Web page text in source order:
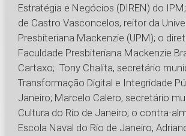
Estratégia e Negócios (DIREN) do
de Castro Vasconcelos, reitor da
Presbiteriana Mackenzie (UPM); o
Faculdade Presbiteriana Mackenzie
Cartaxo; Tony Chalita, secretário
Transformação Digital e Integridade
Janeiro; Marcelo Calero, secretário
Cultura do Rio de Janeiro; o contra-
Escola Naval do Rio de Janeiro,